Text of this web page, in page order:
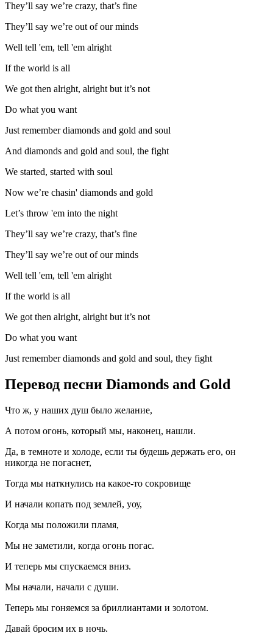
They’ll say we’re crazy, that’s fine
They’ll say we’re out of our minds
Well tell 'em, tell 'em alright
If the world is all
We got then alright, alright but it’s not
Do what you want
Just remember diamonds and gold and soul
And diamonds and gold and soul, the fight
We started, started with soul
Now we’re chasin' diamonds and gold
Let’s throw 'em into the night
They’ll say we’re crazy, that’s fine
They’ll say we’re out of our minds
Well tell 'em, tell 'em alright
If the world is all
We got then alright, alright but it’s not
Do what you want
Just remember diamonds and gold and soul, they fight
Перевод песни Diamonds and Gold
Что ж, у наших душ было желание,
А потом огонь, который мы, наконец, нашли.
Да, в темноте и холоде, если ты будешь держать его, он
никогда не погаснет,
Тогда мы наткнулись на какое-то сокровище
И начали копать под землей, уоу,
Когда мы положили пламя,
Мы не заметили, когда огонь погас.
И теперь мы спускаемся вниз.
Мы начали, начали с души.
Теперь мы гоняемся за бриллиантами и золотом.
Давай бросим их в ночь.